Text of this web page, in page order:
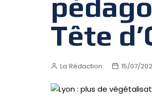
Tête
La Rédaction 15/07/